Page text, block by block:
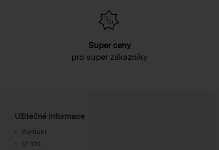
Super ceny
pro super zákazníky
Užitečné informace
Kontakt
O nás